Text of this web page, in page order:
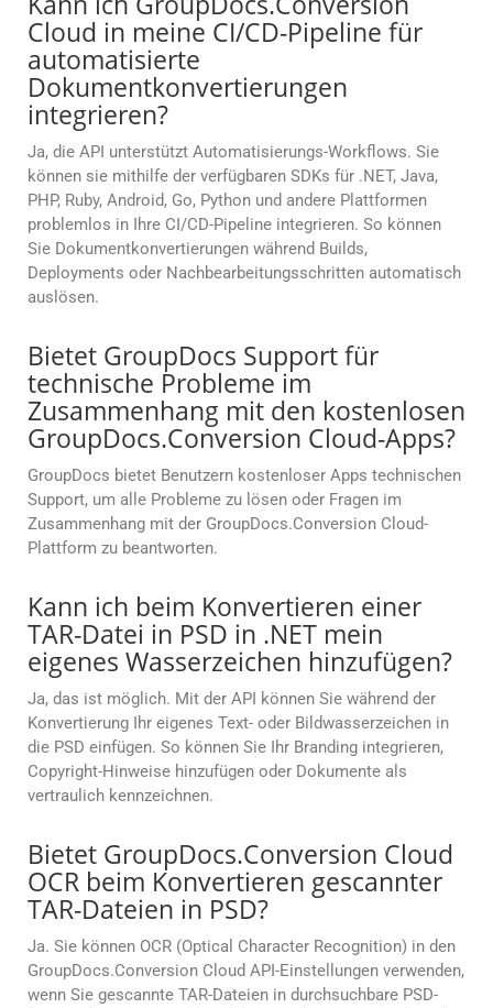
Cloud in meine CI/CD-Pipeline für
automatisierte
Dokumentkonvertierungen
integrieren?
Ja, die API unterstützt Automatisierungs-Workflows. Sie
können sie mithilfe der verfügbaren SDKs für .NET, Java,
PHP, Ruby, Android, Go, Python und andere Plattformen
problemlos in Ihre CI/CD-Pipeline integrieren. So können
Sie Dokumentkonvertierungen während Builds,
Deployments oder Nachbearbeitungsschritten automatisch
auslösen.
Bietet GroupDocs Support für
technische Probleme im
Zusammenhang mit den kostenlosen
GroupDocs.Conversion Cloud-Apps?
GroupDocs bietet Benutzern kostenloser Apps technischen
Support, um alle Probleme zu lösen oder Fragen im
Zusammenhang mit der GroupDocs.Conversion Cloud-
Plattform zu beantworten.
Kann ich beim Konvertieren einer
TAR-Datei in PSD in .NET mein
eigenes Wasserzeichen hinzufügen?
Ja, das ist möglich. Mit der API können Sie während der
Konvertierung Ihr eigenes Text- oder Bildwasserzeichen in
die PSD einfügen. So können Sie Ihr Branding integrieren,
Copyright-Hinweise hinzufügen oder Dokumente als
vertraulich kennzeichnen.
Bietet GroupDocs.Conversion Cloud
OCR beim Konvertieren gescannter
TAR-Dateien in PSD?
Ja. Sie können OCR (Optical Character Recognition) in den
GroupDocs.Conversion Cloud API-Einstellungen verwenden,
wenn Sie gescannte TAR-Dateien in durchsuchbare PSD-